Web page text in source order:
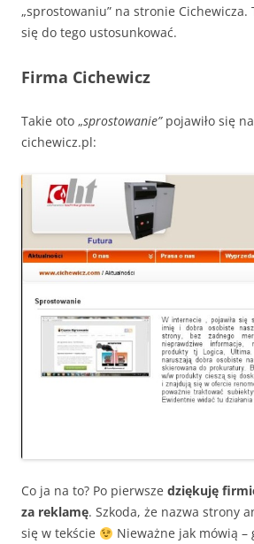
„sprostowaniu” na stronie
się do tego ustosunkować.
Firma Cichewicz
Takie oto „sprostowanie”pojawiło się
cichewicz.pl:
Co ja na to? Po pierwsze dziękuję
za reklamę. Szkoda, że nazwa strony
się w tekście
Nieważne jak mówią